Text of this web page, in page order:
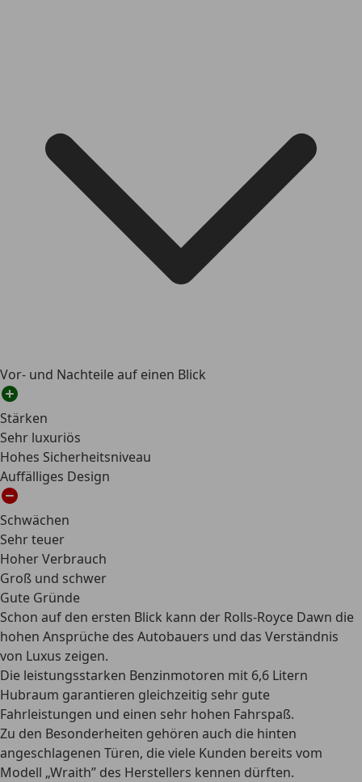
Vor- und Nachteile auf einen Blick
Stärken
Sehr luxuriös
Hohes Sicherheitsniveau
Auffälliges Design
Schwächen
Sehr teuer
Hoher Verbrauch
Groß und schwer
Gute Gründe
Schon auf den ersten Blick kann der Rolls-Royce Dawn die
hohen Ansprüche des Autobauers und das Verständnis
von Luxus zeigen.
Die leistungsstarken Benzinmotoren mit 6,6 Litern
Hubraum garantieren gleichzeitig sehr gute
Fahrleistungen und einen sehr hohen Fahrspaß.
Zu den Besonderheiten gehören auch die hinten
angeschlagenen Türen, die viele Kunden bereits vom
Modell „Wraith” des Herstellers kennen dürften.